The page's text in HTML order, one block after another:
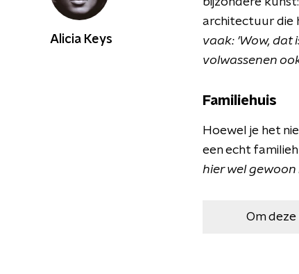
architectuur die
vaak: 'Wow, dat
volwassenen
Familiehuis
Hoewel je het
een echt
hier wel
Om
Alicia Keys